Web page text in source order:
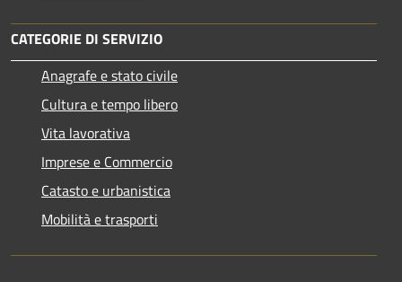
CATEGORIE DI SERVIZIO
Anagrafe e stato civile
Cultura e tempo libero
Vita lavorativa
Imprese e Commercio
Catasto e urbanistica
Mobilità e trasporti